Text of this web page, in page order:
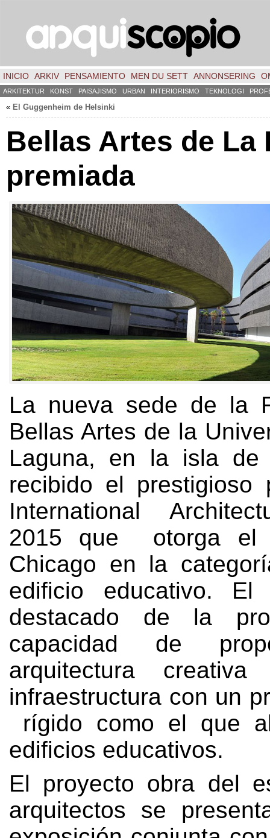
INICIO ARKIV PENSAMIENTO MEN DU SETT ANNONSERING
ARKITEKTUR KONST PAISAJISMO URBAN INTERIORISMO TEKNOLOGI
« El Guggenheim de Helsinki
Bellas Artes de La
premiada
La nueva sede de la
Bellas Artes de la
Laguna, en la isla de
recibido el prestigioso
International
2015 que otorga el
Chicago en la
edificio educativo. El
destacado de la
capacidad de
arquitectura
infraestructura con un
rígido como el que
edificios educativos.
El proyecto obra del
arquitectos se